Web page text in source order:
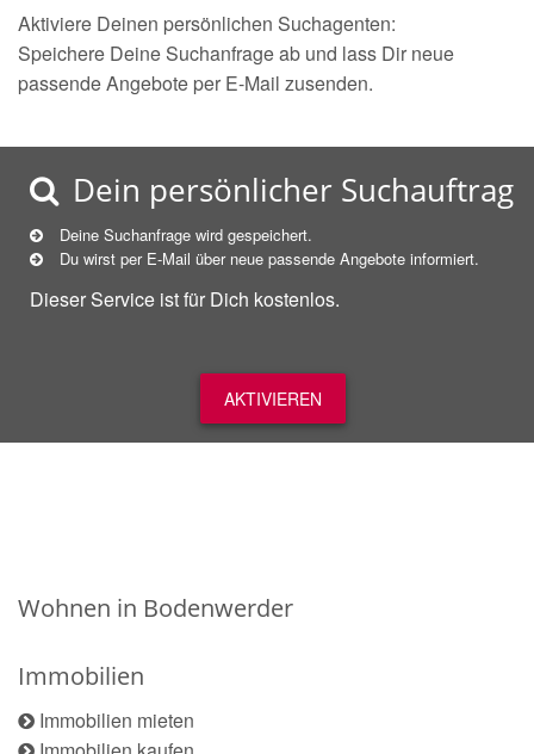
Aktiviere Deinen persönlichen Suchagenten:
Speichere Deine Suchanfrage ab und lass Dir neue
passende Angebote per E-Mail zusenden.
Dein persönlicher Suchauftrag
Deine Suchanfrage wird gespeichert.
Du wirst per E-Mail über neue passende Angebote informiert.
Dieser Service ist für Dich kostenlos.
AKTIVIEREN
Wohnen in Bodenwerder
Immobilien
Immobilien mieten